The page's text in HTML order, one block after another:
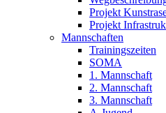
Projekt
Projekt
Mannschaften
Trainingszeiten
SOMA
1. Mannschaft
2. Mannschaft
3. Mannschaft